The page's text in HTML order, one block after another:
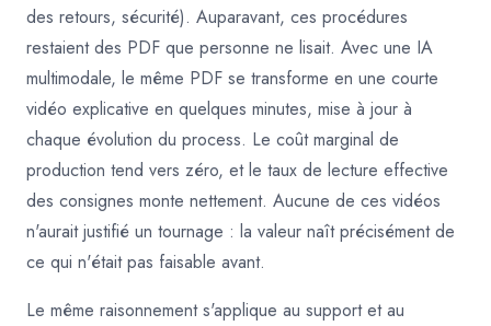
des retours, sécurité). Auparavant, ces procédures
restaient des PDF que personne ne lisait. Avec une IA
multimodale, le même PDF se transforme en une courte
vidéo explicative en quelques minutes, mise à jour à
chaque évolution du process. Le coût marginal de
production tend vers zéro, et le taux de lecture effective
des consignes monte nettement. Aucune de ces vidéos
n'aurait justifié un tournage : la valeur naît précisément de
ce qui n'était pas faisable avant.
Le même raisonnement s'applique au support et au